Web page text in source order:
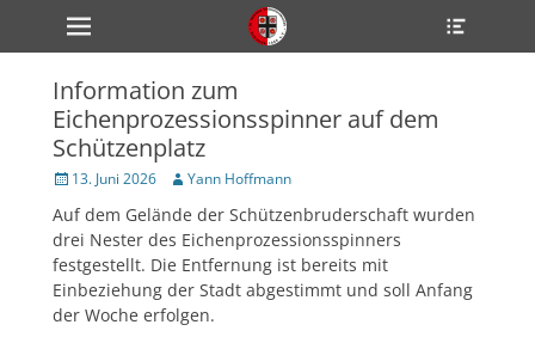
zum
Inhalt
Primärmenü
Information zum
Eichenprozessionsspinner auf dem
Schützenplatz
Veröffentlicht
13. Juni 2026 Author
Yann Hoffmann
Auf dem Gelände der Schützenbruderschaft wurden
drei Nester des Eichenprozessionsspinners
festgestellt. Die Entfernung ist bereits mit
Einbeziehung der Stadt abgestimmt und soll Anfang
der Woche erfolgen.